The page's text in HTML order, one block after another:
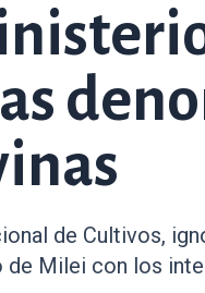
de Cultivos,
de Milei con los